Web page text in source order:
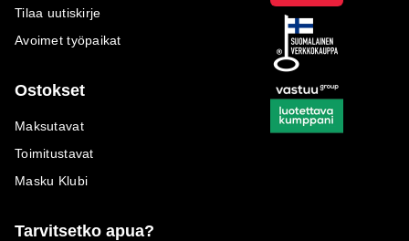
Tilaa uutiskirje
Avoimet työpaikat
Ostokset
Maksutavat
Toimitustavat
Masku Klubi
Tarvitsetko apua?